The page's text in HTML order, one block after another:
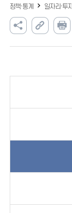
정책·통계 일자리·투